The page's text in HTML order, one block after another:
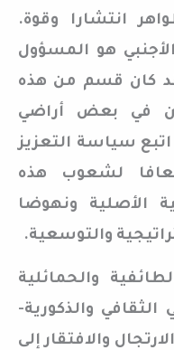
انتشارا وقوة.
هو المسؤول
كان قسم من هذه
في بعض أراضي
سياسة التعزيز
لشعوب هذه
الأصلية ونهوضا
والتوسعية.
والحمائلية
الثقافي والذكورية-
والافتقار إلى